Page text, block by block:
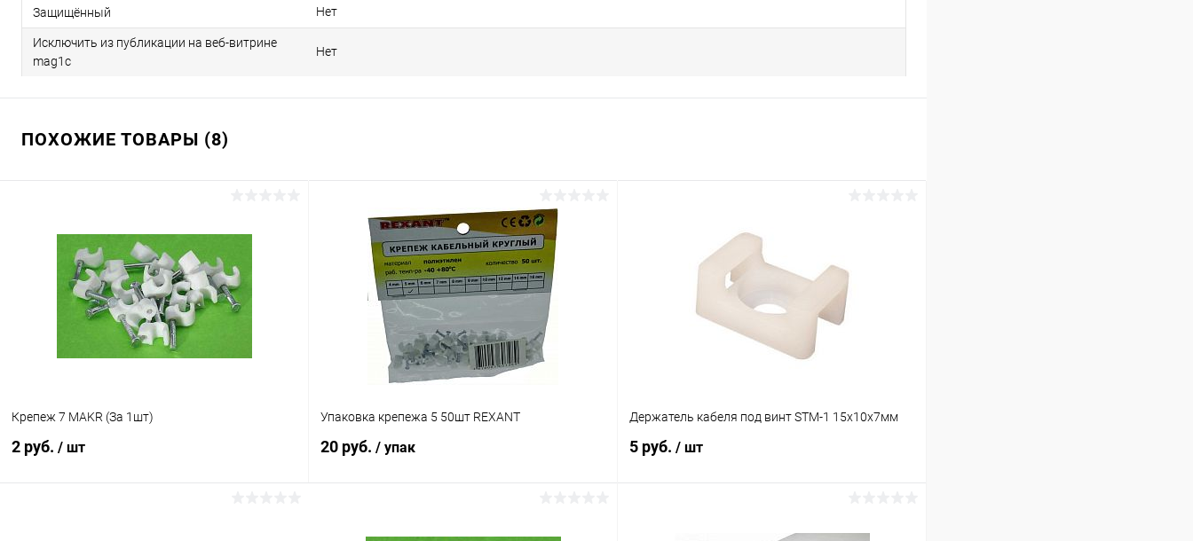
Защищённый Нет
Исключить из публикации на веб-витрине
mag1c
Нет
ПОХОЖИЕ ТОВАРЫ (8)
Крепеж 7 MAKR (За 1шт)
2 руб. / шт
Упаковка крепежа 5 50шт REXANT
20 руб. / упак
Держатель кабеля под винт STM-1 15х10х7мм
5 руб. / шт